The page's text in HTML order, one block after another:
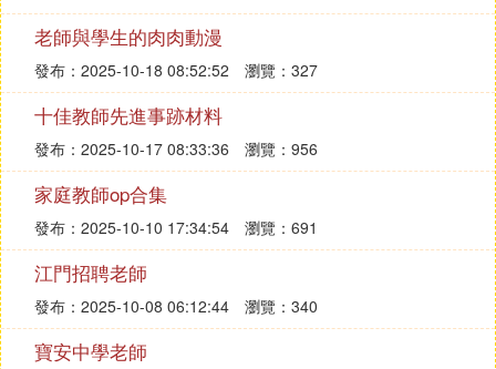
老師與學生的肉肉動漫
發布：2025-10-18 08:52:52 瀏覽：327
十佳教師先進事跡材料
發布：2025-10-17 08:33:36 瀏覽：956
家庭教師op合集
發布：2025-10-10 17:34:54 瀏覽：691
江門招聘老師
發布：2025-10-08 06:12:44 瀏覽：340
寶安中學老師